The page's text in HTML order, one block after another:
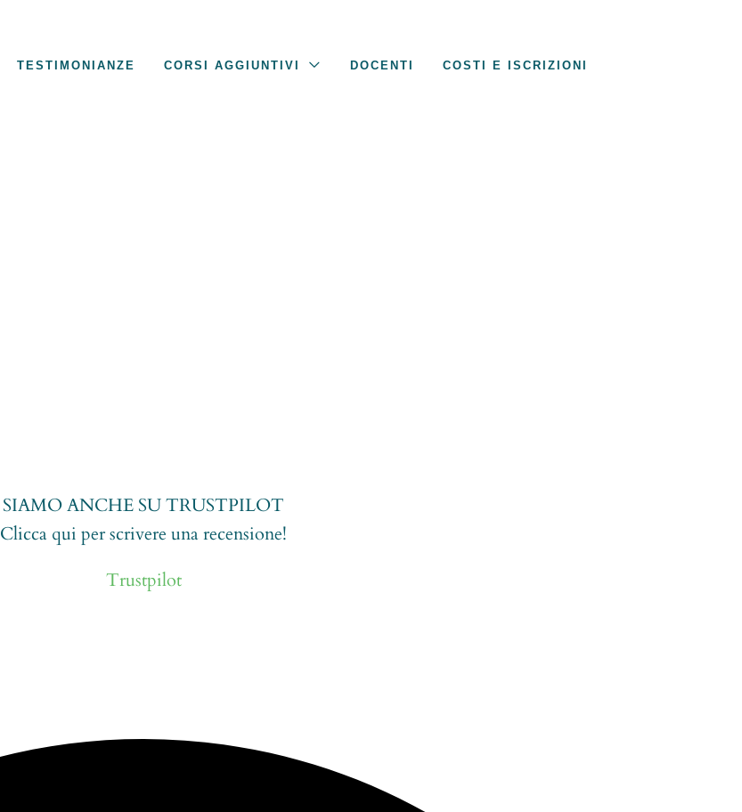
TESTIMONIANZE CORSI AGGIUNTIVI DOCENTI COSTI E ISCRIZIONI
SIAMO ANCHE SU TRUSTPILOT
Clicca qui per scrivere una recensione!
Trustpilot